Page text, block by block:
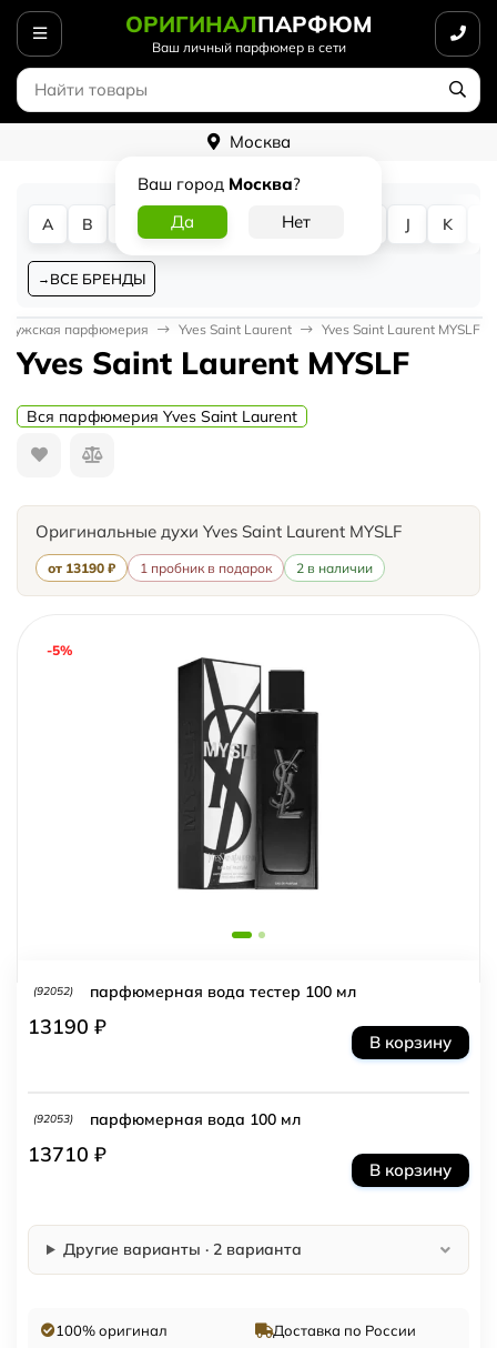
ОРИГИНАЛПАРФЮМ
Ваш личный парфюмер в сети
Москва
Ваш город Москва?
A B D G J K
ВСЕ БРЕНДЫ
Мужская парфюмерия Yves Saint Laurent Yves Saint Laurent MYSLF
Yves Saint Laurent MYSLF
Вся парфюмерия Yves Saint Laurent
Оригинальные духи Yves Saint Laurent MYSLF
от 13190 ₽ 1 пробник в подарок 2 в наличии
-5%
(92052) парфюмерная вода тестер 100 мл
13190 ₽
В корзину
(92053) парфюмерная вода 100 мл
13710 ₽
В корзину
Другие варианты · 2 варианта
100% оригинал
Доставка по России